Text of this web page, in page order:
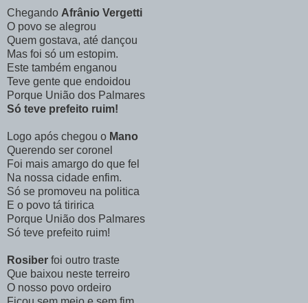
Chegando Afrânio Vergetti
O povo se alegrou
Quem gostava, até dançou
Mas foi só um estopim.
Este também enganou
Teve gente que endoidou
Porque União dos Palmares
Só teve prefeito ruim!
Logo após chegou o Mano
Querendo ser coronel
Foi mais amargo do que fel
Na nossa cidade enfim.
Só se promoveu na politica
E o povo tá tiririca
Porque União dos Palmares
Só teve prefeito ruim!
Rosiber foi outro traste
Que baixou neste terreiro
O nosso povo ordeiro